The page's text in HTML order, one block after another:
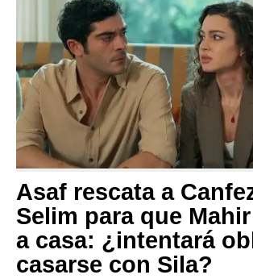
Asaf rescata a
Selim para que
a casa: ¿intentará
casarse con Sila?